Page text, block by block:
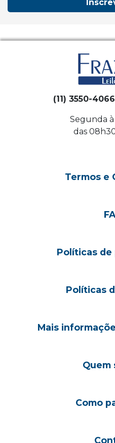
(11) 3550-
Segunda
das
Termos e
Políticas de
Políticas
Mais
Quem
Como